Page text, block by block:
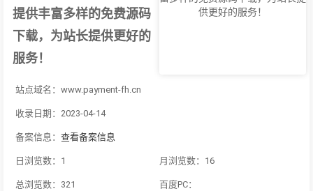
提供丰富多样的免费源码
下载，为站长提供更好的
服务！
站点域名：www.payment-fh.cn
收录日期：2023-04-14
备案信息： 查看备案信息
日浏览数：1 月浏览数：16
总浏览数：321 百度PC：